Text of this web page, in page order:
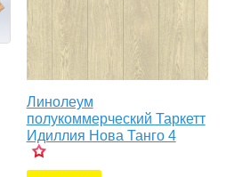
Линолеум
полукоммерческий Таркетт
Идиллия Нова Танго 4